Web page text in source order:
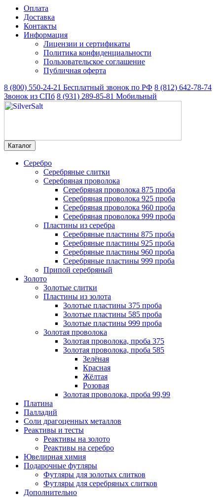
Оплата
Доставка
Контакты
Информация
Лицензии и сертификаты
Политика конфиденциальности
Пользовательское соглашение
Публичная оферта
8 (800) 550-24-21 Бесплатный звонок по РФ 8 (812) 642-78-74
Звонок из СПб 8 (931) 289-85-81 Мобильный
Каталог
Серебро
Серебряные слитки
Серебряная проволока
Серебряная проволока 875 проба
Серебряная проволока 925 проба
Серебряная проволока 960 проба
Серебряная проволока 999 проба
Пластины из серебра
Серебряные пластины 875 проба
Серебряные пластины 925 проба
Серебряные пластины 960 проба
Серебряные пластины 999 проба
Припой серебряный
Золото
Золотые слитки
Пластины из золота
Золотые пластины 375 проба
Золотые пластины 585 проба
Золотые пластины 999 проба
Золотая проволока
Золотая проволока, проба 375
Золотая проволока, проба 585
Зелёная
Красная
Жёлтая
Розовая
Золотая проволока, проба 99,99
Платина
Палладий
Соли драгоценных металлов
Реактивы и тесты
Реактивы на золото
Реактивы на серебро
Ювелирная химия
Подарочные футляры
Футляры для золотых слитков
Футляры для серебряных слитков
Дополнительно